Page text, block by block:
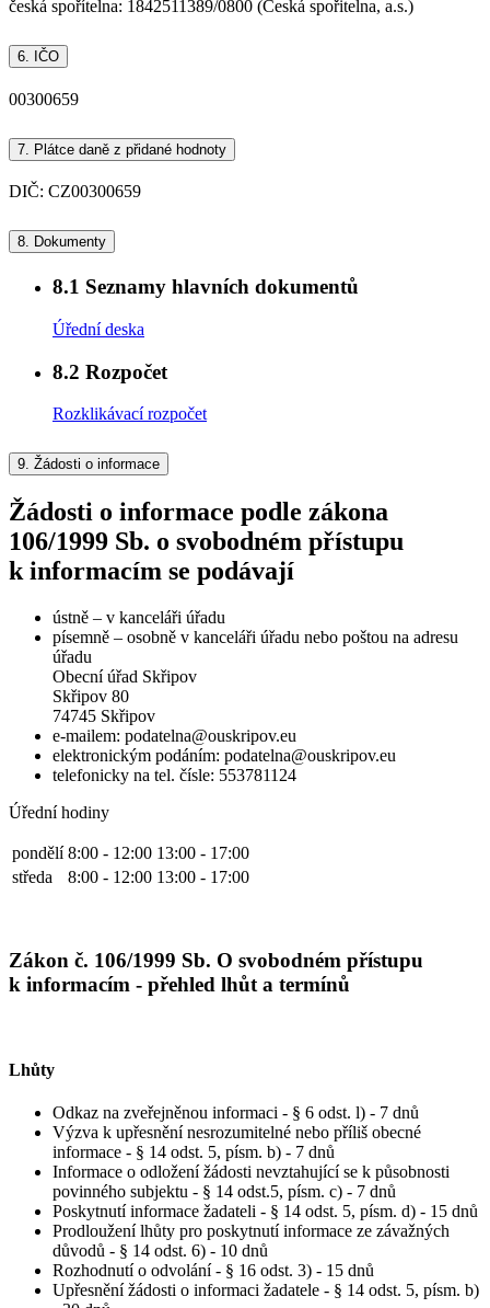
česká spořítelna: 1842511389/0800 (Česká spořitelna, a.s.)
6. IČO
00300659
7. Plátce daně z přidané hodnoty
DIČ: CZ00300659
8. Dokumenty
8.1 Seznamy hlavních dokumentů
Úřední deska
8.2 Rozpočet
Rozklikávací rozpočet
9. Žádosti o informace
Žádosti o informace podle zákona
106/1999 Sb. o svobodném přístupu
k informacím se podávají
ústně – v kanceláři úřadu
písemně – osobně v kanceláři úřadu nebo poštou na adresu
úřadu
Obecní úřad Skřipov
Skřipov 80
74745 Skřipov
e-mailem: podatelna@ouskripov.eu
elektronickým podáním: podatelna@ouskripov.eu
telefonicky na tel. čísle: 553781124
Úřední hodiny
pondělí 8:00 - 12:00 13:00 - 17:00
středa
8:00 - 12:00 13:00 - 17:00
Zákon č. 106/1999 Sb. O svobodném přístupu
k informacím - přehled lhůt a termínů
Lhůty
Odkaz na zveřejněnou informaci - § 6 odst. l) - 7 dnů
Výzva k upřesnění nesrozumitelné nebo příliš obecné
informace - § 14 odst. 5, písm. b) - 7 dnů
Informace o odložení žádosti nevztahující se k působnosti
povinného subjektu - § 14 odst.5, písm. c) - 7 dnů
Poskytnutí informace žadateli - § 14 odst. 5, písm. d) - 15 dnů
Prodloužení lhůty pro poskytnutí informace ze závažných
důvodů - § 14 odst. 6) - 10 dnů
Rozhodnutí o odvolání - § 16 odst. 3) - 15 dnů
Upřesnění žádosti o informaci žadatele - § 14 odst. 5, písm. b)